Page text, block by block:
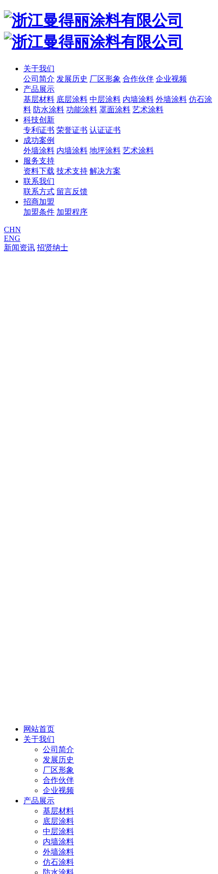
关于我们
公司简介 发展历史 厂区形象 合作伙伴 企业视频
产品展示
基层材料 底层涂料 中层涂料 内墙涂料 外墙涂料 仿石涂
料 防水涂料 功能涂料 罩面涂料 艺术涂料
科技创新
专利证书 荣誉证书 认证证书
成功案例
外墙涂料 内墙涂料 地坪涂料 艺术涂料
服务支持
资料下载 技术支持 解决方案
联系我们
联系方式 留言反馈
招商加盟
加盟条件 加盟程序
CHN
ENG
新闻资讯 招贤纳士
网站首页
关于我们
公司简介
发展历史
厂区形象
合作伙伴
企业视频
产品展示
基层材料
底层涂料
中层涂料
内墙涂料
外墙涂料
仿石涂料
防水涂料